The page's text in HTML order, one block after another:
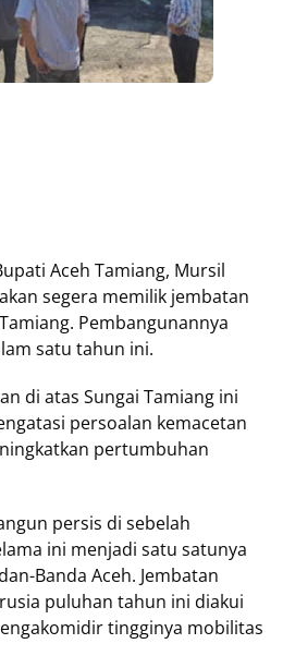
Aceh Tamiang, Mursil
segera memilik jembatan
Pembangunannya
satu tahun ini.
di atas Sungai Tamiang ini
persoalan kemacetan
pertumbuhan
persis di sebelah
ini menjadi satu satunya
Banda Aceh. Jembatan
puluhan tahun ini diakui
tingginya mobilitas